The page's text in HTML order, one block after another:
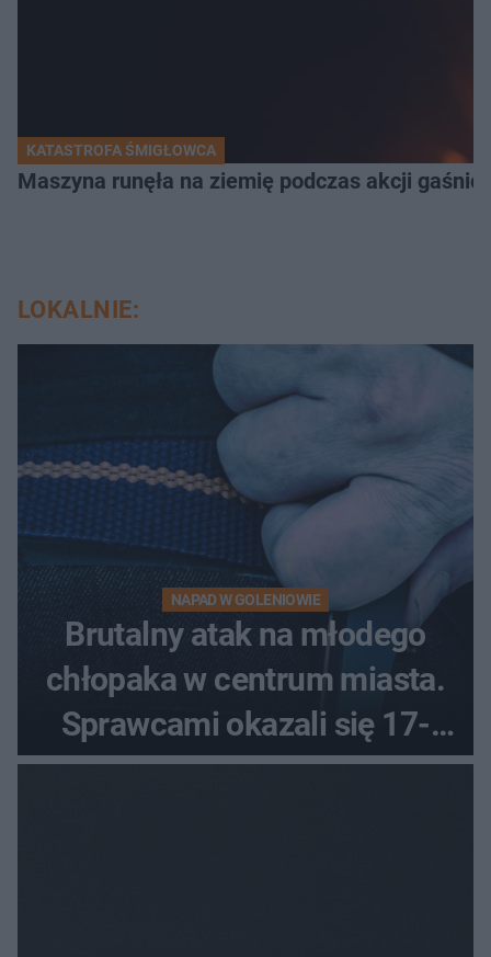
KATASTROFA ŚMIGŁOWCA
Maszyna runęła na ziemię podczas akcji
LOKALNIE:
NAPAD W GOLENIOWIE
Brutalny atak na młodego
chłopaka w centrum miasta.
Sprawcami okazali się 17-
latkowie